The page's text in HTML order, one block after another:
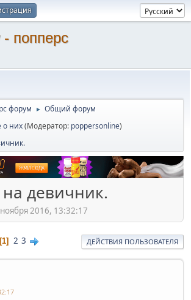
попперс
форум ► Общий форум
о них(Модератор: poppersonline)
девичник.
2016, 13:32:17
1 2 3 ДЕЙСТВИЯ ПОЛЬЗОВАТЕЛЯ